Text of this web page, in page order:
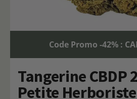
Code Promo -42% :
Tangerine CBDP
Petite